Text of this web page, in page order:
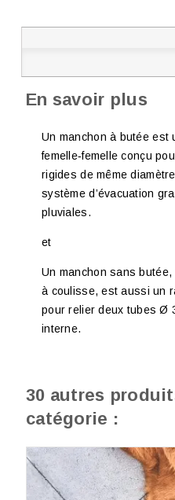
En savoir plus
Un manchon à butée est
femelle‑femelle conçu
rigides de même
système d’évacuation
pluviales.
et
Un manchon sans
à coulisse, est aussi un
pour relier deux tubes Ø
interne.
30 autres
catégorie :